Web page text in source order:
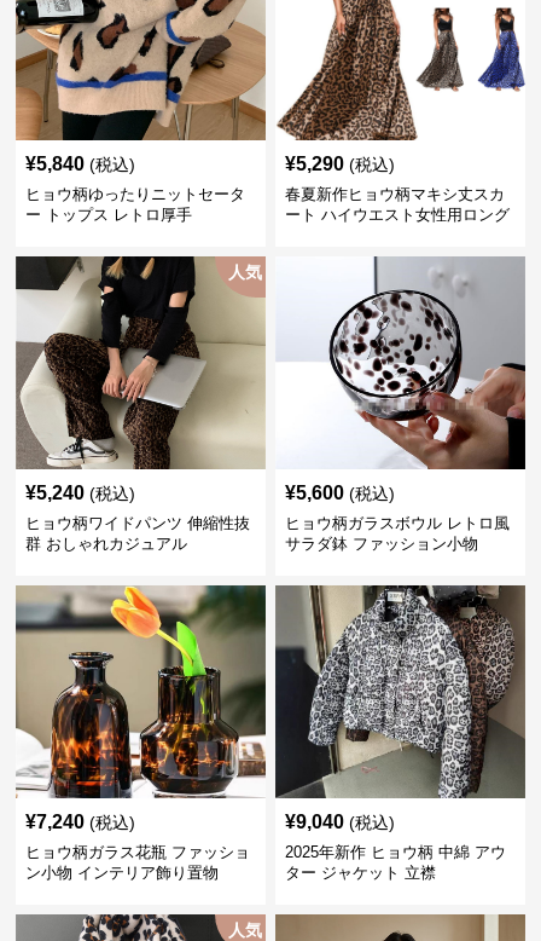
¥5,840 (税込)
ヒョウ柄ゆったりニットセータ
ー トップス レトロ厚手
¥5,290 (税込)
春夏新作ヒョウ柄マキシ丈スカ
ート ハイウエスト女性用ロング
人気
¥5,240 (税込)
ヒョウ柄ワイドパンツ 伸縮性抜
群 おしゃれカジュアル
¥5,600 (税込)
ヒョウ柄ガラスボウル レトロ風
サラダ鉢 ファッション小物
¥7,240 (税込)
ヒョウ柄ガラス花瓶 ファッショ
ン小物 インテリア飾り置物
¥9,040 (税込)
2025年新作 ヒョウ柄 中綿 アウ
ター ジャケット 立襟
人気